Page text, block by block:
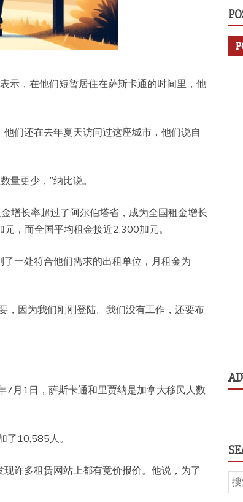
示，在他们短暂居住在萨斯卡通的时间里，他
们还在去年夏天访问过这座城市，他们说自
量更少，”纳比说。
增长率超过了阿尔伯塔省，成为全国租金增长
，而全国平均租金接近2,300加元。
一处符合他们需求的出租单位，月租金为
，因为我们刚刚登陆。我们没有工作，还要布
月1日，萨斯卡通和里贾纳是加拿大移民人数
了10,585人。
许多租赁网站上都有竞价报价。他说，为了
搜
索